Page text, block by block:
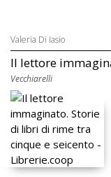
Valeria Di Iasio
Il lettore
Vecchiarelli